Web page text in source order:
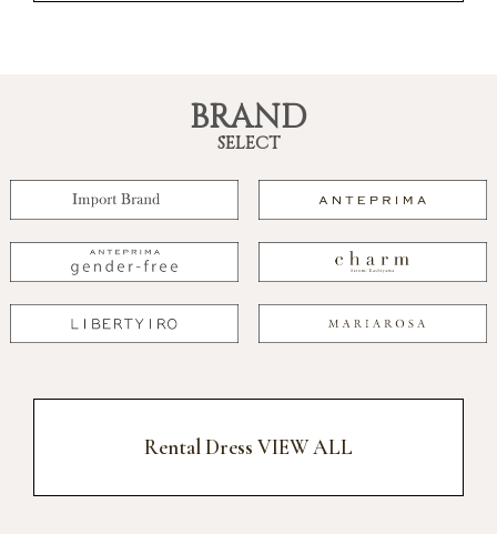
BRAND
SELECT
Rental Dress VIEW ALL